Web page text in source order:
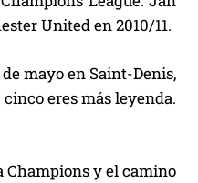
United en 2010/11.
mayo en Saint-Denis,
eres más leyenda.
Champions y el camino